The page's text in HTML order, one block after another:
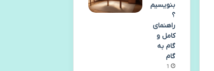
بنویسیم
؟
راهنمای
کامل و
گام به
گام
1